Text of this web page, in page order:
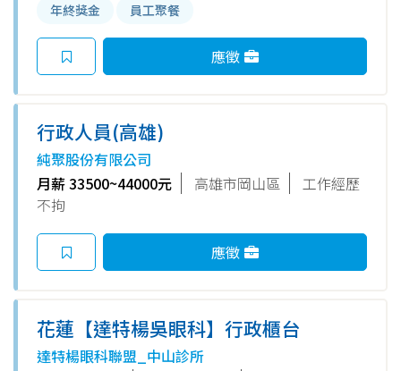
年終獎金 員工聚餐
應徵
行政人員(高雄)
純聚股份有限公司
月薪 33500~44000元
高雄市岡山區
工作經歷
不拘
應徵
花蓮【達特楊吳眼科】行政櫃台
達特楊眼科聯盟_中山診所